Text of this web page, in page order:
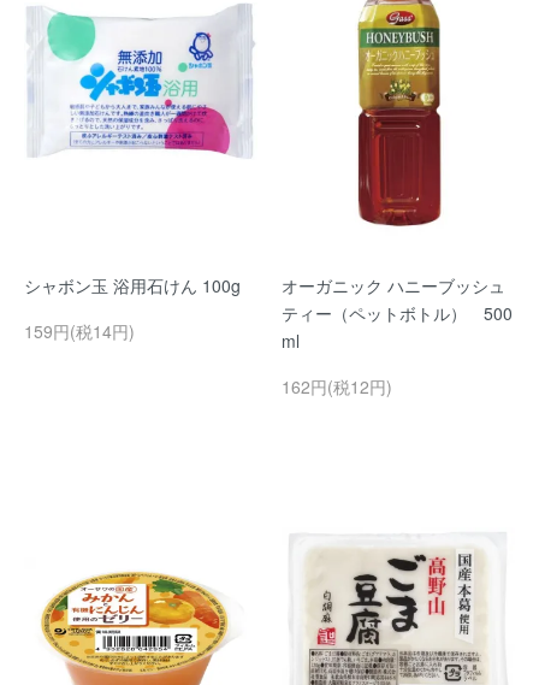
シャボン玉 浴用石けん 100g
159円(税14円)
オーガニック ハニーブッシュ
ティー（ペットボトル） 500
ml
162円(税12円)